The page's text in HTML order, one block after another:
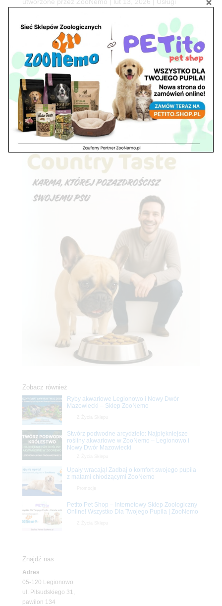
103Sezon wędkarski w ZooNemo trwa cały rok! 🎣 Niezależnie od
tego, czy jesteś pasjonatem spinningu, spławika, czy właśnie
przygotowujesz się do sezonu podlodowego – w ZooNemo w
Legionowie mamy wszystko, czego potrzebujesz, by każda
wyprawa nad wodę zakończyła się...
« Starsze wpisy Kolejne wpisy »
Szukaj
Zobacz również
Ryby akwariowe Legionowo i Nowy Dwór
Mazowiecki – Sklep ZooNemo
Stwórz podwodne arcydzieło: Najpiękniejsze
rośliny akwariowe w ZooNemo – Legionowo i
Nowy Dwór Mazowiecki
Upały wracają! Zadbaj o komfort swojego pupila
z matami chłodzącymi ZooNemo
Petito Pet Shop – Internetowy Sklep Zoologiczny
Online! Wszystko Dla Twojego Pupila | ZooNemo
Znajdź nas
Adres
05-120 Legionowo
ul. Piłsudskiego 31,
pawilon 134